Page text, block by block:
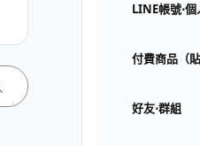
LINE帳號⋅
付費商品（
好友⋅群組